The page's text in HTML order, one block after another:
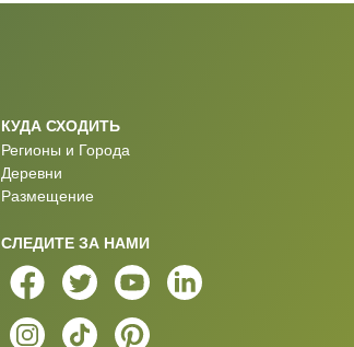
КУДА СХОДИТЬ
Регионы и Города
Деревни
Размещение
СЛЕДИТЕ ЗА НАМИ